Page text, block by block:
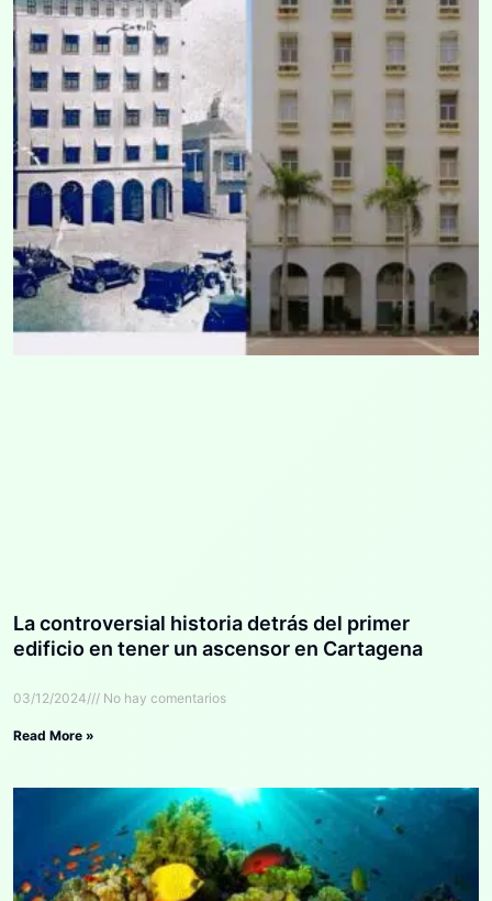
La controversial historia detrás del primer
edificio en tener un ascensor en Cartagena
03/12/2024 No hay comentarios
Read More »